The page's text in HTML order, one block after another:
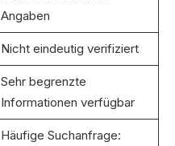
Angaben
Nicht eindeutig verifiziert
Sehr begrenzte
Informationen verfügbar
Häufige Suchanfrage: